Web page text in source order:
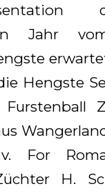
Jahr
Hengste
v. For
H.